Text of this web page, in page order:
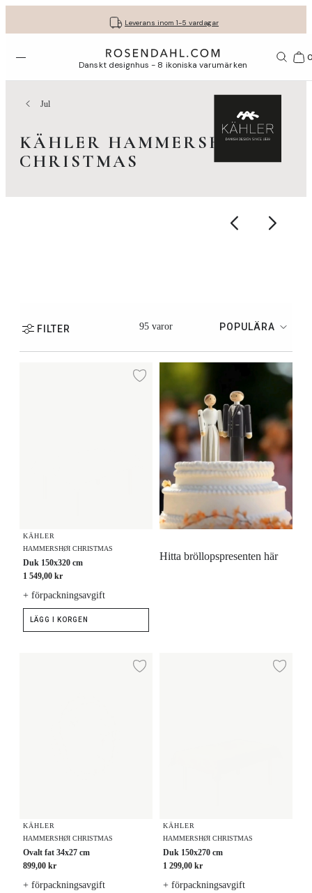
Leverans inom 1-5 vardagar
Fri frakt på köp för minst 849 kr.
30 dagars fri retur med GLS
Få dina presenter fint inslagna
Öppna menyn Danskt designhus - 8 ikoniska varumärken
Jul
KÄHLER HAMMERSHØI
CHRISTMAS
FILTER 95 varor POPULÄRA
Lägg till i önskelista
KÄHLER
HAMMERSHØI CHRISTMAS
Duk 150x320 cm
1 549,00 kr
+ förpackningsavgift
LÄGG I KORGEN
Hitta bröllopspresenten här
Lägg till i önskelista
KÄHLER
HAMMERSHØI CHRISTMAS
Ovalt fat 34x27 cm
899,00 kr
+ förpackningsavgift
KÄHLER
HAMMERSHØI CHRISTMAS
Duk 150x270 cm
1 299,00 kr
+ förpackningsavgift